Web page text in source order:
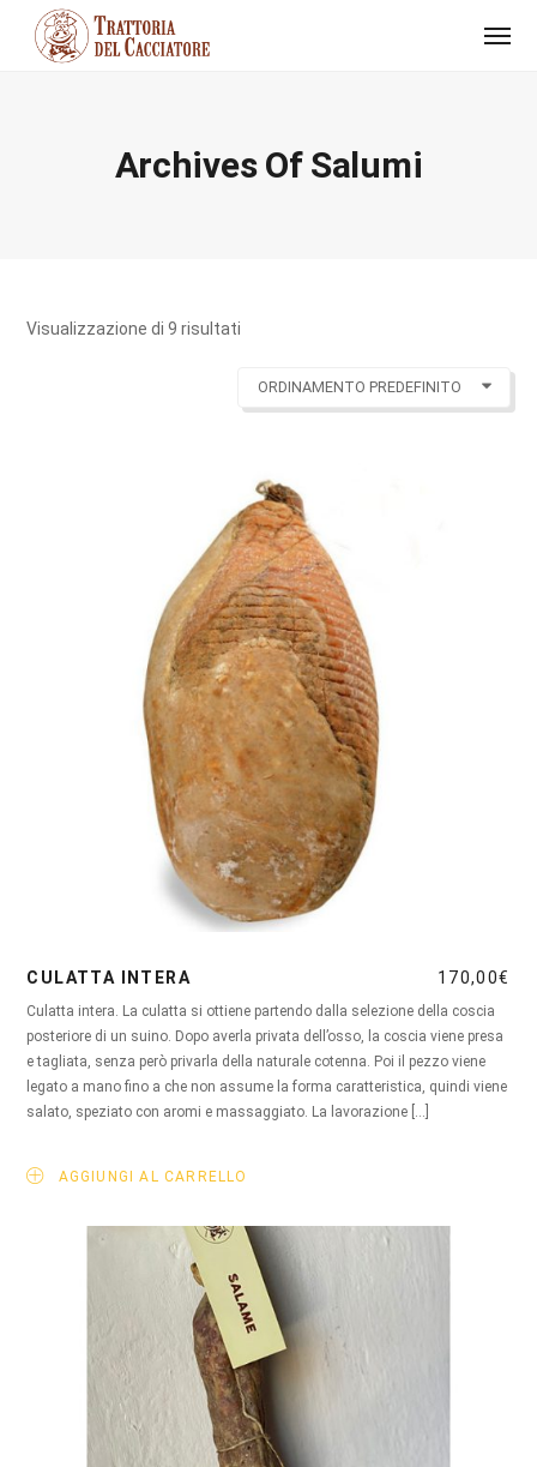
Archives Of Salumi
Visualizzazione di 9 risultati
ORDINAMENTO PREDEFINITO
CULATTA INTERA 170,00€
Culatta intera. La culatta si ottiene partendo dalla selezione della coscia
posteriore di un suino. Dopo averla privata dell’osso, la coscia viene presa
e tagliata, senza però privarla della naturale cotenna. Poi il pezzo viene
legato a mano fino a che non assume la forma caratteristica, quindi viene
salato, speziato con aromi e massaggiato. La lavorazione […]
AGGIUNGI AL CARRELLO